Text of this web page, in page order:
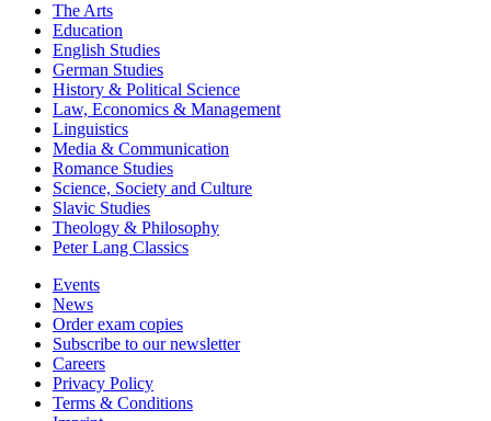
The Arts
Education
English Studies
German Studies
History & Political Science
Law, Economics & Management
Linguistics
Media & Communication
Romance Studies
Science, Society and Culture
Slavic Studies
Theology & Philosophy
Peter Lang Classics
Events
News
Order exam copies
Subscribe to our newsletter
Careers
Privacy Policy
Terms & Conditions